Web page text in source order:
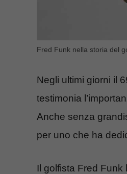
Fred Funk nella storia del
Negli ultimi giorni il
testimonia
Anche senza
per uno che ha
Il golfista Fred